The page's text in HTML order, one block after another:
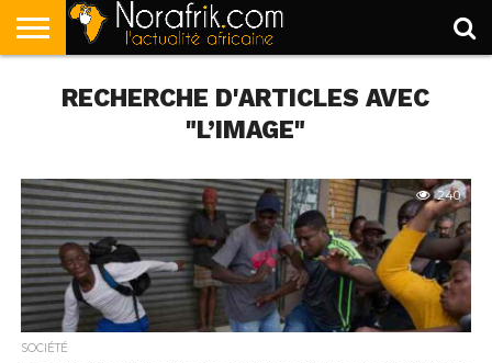
POLITIQUE
SOCIÉTÉ
ECONOMIE
SPORT
LIFESTYLE
RECHERCHE D'ARTICLES AVEC
"L’IMAGE"
240
SOCIÉTÉ